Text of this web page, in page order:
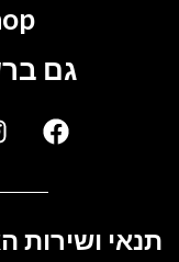
גם
תנאי ושירות